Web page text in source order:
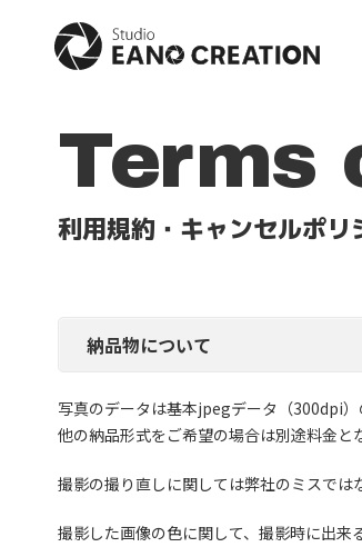
Terms
利用規約・キャンセルポリ
納品物について
写真のデータは基本jpegデータ（300dpi）
他の納品形式をご希望の場合は別途料金と
撮影の撮り直しに関しては弊社のミスでは
撮影した画像の色に関して、撮影時に出